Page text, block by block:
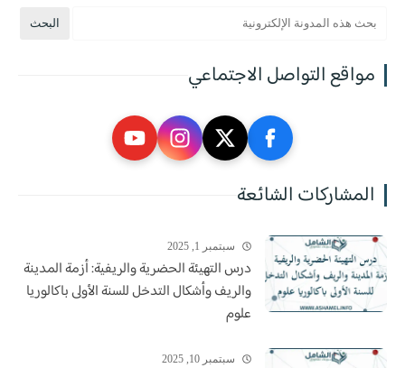
مواقع التواصل الاجتماعي
المشاركات الشائعة
سبتمبر 1, 2025
درس التهيئة الحضرية والريفية: أزمة المدينة
والريف وأشكال التدخل للسنة الأولى باكالوريا
علوم
سبتمبر 10, 2025